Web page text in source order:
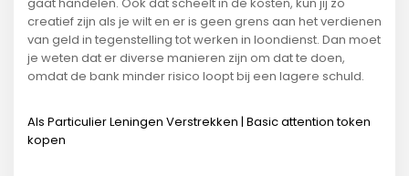
creatief zijn als je wilt en er is geen grens aan het verdienen
van geld in tegenstelling tot werken in loondienst. Dan moet
je weten dat er diverse manieren zijn om dat te doen,
omdat de bank minder risico loopt bij een lagere schuld.
Als Particulier Leningen Verstrekken | Basic attention token
kopen